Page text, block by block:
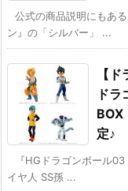
公式の商品説明にもあ
ン』の「シルバー」 ...
【
ド
BOX
定♪
『HGドラゴンボール
イヤ人 SS孫 ...